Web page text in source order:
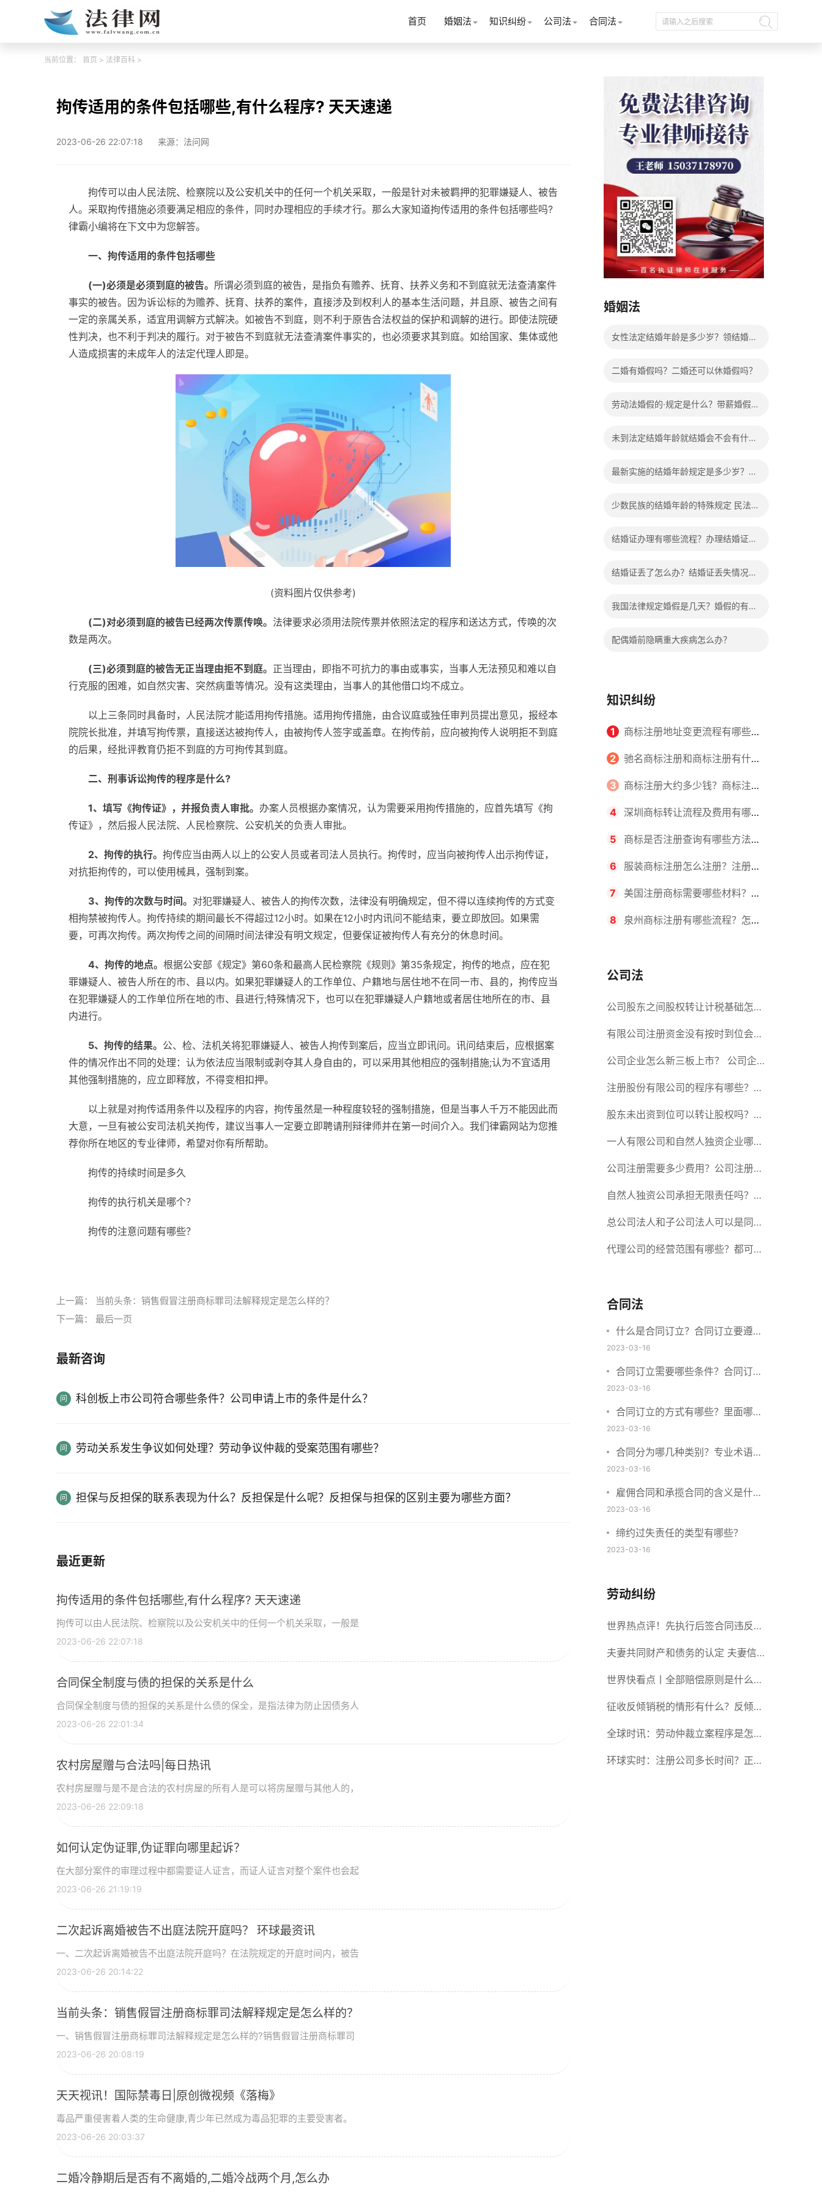
首页 婚姻法 知识纠纷 公司法 合同法
当前位置： 首页 > 法律百科 >
拘传适用的条件包括哪些,有什么程序? 天天速递
2023-06-26 22:07:18 来源：法问网
拘传可以由人民法院、检察院以及公安机关中的任何一个机关采取，一般是针对未被羁押的犯罪嫌疑人、被告
人。采取拘传措施必须要满足相应的条件，同时办理相应的手续才行。那么大家知道拘传适用的条件包括哪些吗?
律霸小编将在下文中为您解答。
一、拘传适用的条件包括哪些
(一)必须是必须到庭的被告。 所谓必须到庭的被告，是指负有赡养、抚育、扶养义务和不到庭就无法查清案件
事实的被告。因为诉讼标的为赡养、抚育、扶养的案件，直接涉及到权利人的基本生活问题，并且原、被告之间有
一定的亲属关系，适宜用调解方式解决。如被告不到庭，则不利于原告合法权益的保护和调解的进行。即使法院硬
性判决，也不利于判决的履行。对于被告不到庭就无法查清案件事实的，也必须要求其到庭。如给国家、集体或他
人造成损害的未成年人的法定代理人即是。
(资料图片仅供参考)
(二)对必须到庭的被告已经两次传票传唤。 法律要求必须用法院传票并依照法定的程序和送达方式，传唤的次
数是两次。
(三)必须到庭的被告无正当理由拒不到庭。 正当理由，即指不可抗力的事由或事实，当事人无法预见和难以自
行克服的困难，如自然灾害、突然病重等情况。没有这类理由，当事人的其他借口均不成立。
以上三条同时具备时，人民法院才能适用拘传措施。适用拘传措施，由合议庭或独任审判员提出意见，报经本
院院长批准，并填写拘传票，直接送达被拘传人，由被拘传人签字或盖章。在拘传前，应向被拘传人说明拒不到庭
的后果，经批评教育仍拒不到庭的方可拘传其到庭。
二、刑事诉讼拘传的程序是什么?
1、填写《拘传证》，并报负责人审批。 办案人员根据办案情况，认为需要采用拘传措施的，应首先填写《拘
传证》，然后报人民法院、人民检察院、公安机关的负责人审批。
2、拘传的执行。 拘传应当由两人以上的公安人员或者司法人员执行。拘传时，应当向被拘传人出示拘传证，
对抗拒拘传的，可以使用械具，强制到案。
3、拘传的次数与时间。 对犯罪嫌疑人、被告人的拘传次数，法律没有明确规定，但不得以连续拘传的方式变
相拘禁被拘传人。拘传持续的期间最长不得超过12小时。如果在12小时内讯问不能结束，要立即放回。如果需
要，可再次拘传。两次拘传之间的间隔时间法律没有明文规定，但要保证被拘传人有充分的休息时间。
4、拘传的地点。 根据公安部《规定》第60条和最高人民检察院《规则》第35条规定，拘传的地点，应在犯
罪嫌疑人、被告人所在的市、县以内。如果犯罪嫌疑人的工作单位、户籍地与居住地不在同一市、县的，拘传应当
在犯罪嫌疑人的工作单位所在地的市、县进行;特殊情况下，也可以在犯罪嫌疑人户籍地或者居住地所在的市、县
内进行。
5、拘传的结果。 公、检、法机关将犯罪嫌疑人、被告人拘传到案后，应当立即讯问。讯问结束后，应根据案
件的情况作出不同的处理：认为依法应当限制或剥夺其人身自由的，可以采用其他相应的强制措施;认为不宜适用
其他强制措施的，应立即释放，不得变相扣押。
以上就是对拘传适用条件以及程序的内容，拘传虽然是一种程度较轻的强制措施，但是当事人千万不能因此而
大意，一旦有被公安司法机关拘传，建议当事人一定要立即聘请刑辩律师并在第一时间介入。我们律霸网站为您推
荐你所在地区的专业律师，希望对你有所帮助。
拘传的持续时间是多久
拘传的执行机关是哪个？
拘传的注意问题有哪些？
上一篇：
当前头条：销售假冒注册商标罪司法解释规定是怎么样的？
下一篇： 最后一页
最新咨询
科创板上市公司符合哪些条件？公司申请上市的条件是什么？
劳动关系发生争议如何处理？劳动争议仲裁的受案范围有哪些？
担保与反担保的联系表现为什么？反担保是什么呢？反担保与担保的区别主要为哪些方面？
最近更新
拘传适用的条件包括哪些,有什么程序? 天天速递
拘传可以由人民法院、检察院以及公安机关中的任何一个机关采取，一般是
2023-06-26 22:07:18
合同保全制度与债的担保的关系是什么
合同保全制度与债的担保的关系是什么债的保全，是指法律为防止因债务人
2023-06-26 22:01:34
农村房屋赠与合法吗|每日热讯
农村房屋赠与是不是合法的农村房屋的所有人是可以将房屋赠与其他人的，
2023-06-26 22:09:18
如何认定伪证罪,伪证罪向哪里起诉？
在大部分案件的审理过程中都需要证人证言，而证人证言对整个案件也会起
2023-06-26 21:19:19
二次起诉离婚被告不出庭法院开庭吗？ 环球最资讯
一、二次起诉离婚被告不出庭法院开庭吗？在法院规定的开庭时间内，被告
2023-06-26 20:14:22
当前头条：销售假冒注册商标罪司法解释规定是怎么样的？
一、销售假冒注册商标罪司法解释规定是怎么样的?销售假冒注册商标罪司
2023-06-26 20:08:19
天天视讯！国际禁毒日|原创微视频《落梅》
毒品严重侵害着人类的生命健康,青少年已然成为毒品犯罪的主要受害者。
2023-06-26 20:03:37
二婚冷静期后是否有不离婚的,二婚冷战两个月,怎么办
婚姻法
女性法定结婚年龄是多少岁？领结婚证
二婚有婚假吗？二婚还可以休婚假吗？
劳动法婚假的·规定是什么？带薪婚假工
未到法定结婚年龄就结婚会不会有什么
最新实施的结婚年龄规定是多少岁？法
少数民族的结婚年龄的特殊规定 民法典
结婚证办理有哪些流程？办理结婚证有
结婚证丢了怎么办？结婚证丢失情况有
我国法律规定婚假是几天？婚假的有关
配偶婚前隐瞒重大疾病怎么办？
知识纠纷
1 商标注册地址变更流程有哪些？
怎么提交申请书件？
2 驰名商标注册和商标注册有什么
区别？
3 商标注册大约多少钱？商标注册
查询的方式有哪些？
4 深圳商标转让流程及费用有哪些
要求？商标转让所需时间是多久？
5 商标是否注册查询有哪些方法？
有哪些步骤？
6 服装商标注册怎么注册？注册商
标流程有哪些？
7 美国注册商标需要哪些材料？美
国商标办理流程有哪些？
8 泉州商标注册有哪些流程？怎么
公司法
公司股东之间股权转让计税基础怎么
确认？公司股东之间的股权转让要符
合什么要件？
有限公司注册资金没有按时到位会怎
么样？股份有限公司设立的注册条件
公司企业怎么新三板上市？ 公司企
业新三板上市的流程
注册股份有限公司的程序有哪些？注
册股份有限公司需要提交哪些材料？
股东未出资到位可以转让股权吗？股
东未出资到位能否分红？
一人有限公司和自然人独资企业哪个
好？一人公司设立条件有哪些？
公司注册需要多少费用？公司注册需
要准备什么材料？
自然人独资公司承担无限责任吗？有
限责任公司与有限责任公司的区别
总公司法人和子公司法人可以是同一
个人吗？总公司更名分公司需要更改
代理公司的经营范围有哪些？都可以
合同法
什么是合同订立？合同订立要遵守
什么原则？订立方式有哪些？
2023-03-16
合同订立需要哪些条件？合同订立
与合同成立有什么不同？
2023-03-16
合同订立的方式有哪些？里面哪些
内容、细节条款需要载明？
2023-03-16
合同分为哪几种类别？专业术语分
别是什么？
2023-03-16
雇佣合同和承揽合同的含义是什
么？怎么区分雇佣合同和承揽合
同？
2023-03-16
缔约过失责任的类型有哪些？
2023-03-16
劳动纠纷
世界热点评！先执行后签合同违反什
么规定？样品买卖合同法律规定看这
里
夫妻共同财产和债务的认定 夫妻信
用卡债务离婚怎么划分? 今日热搜
世界快看点丨全部赔偿原则是什么意
思？适用全部赔偿原则的情形有哪
些？
征收反倾销税的情形有什么？反倾销
税和关税有哪些不同？反倾销税和关
税的区别是什么？ 天天热闻
全球时讯：劳动仲裁立案程序是怎么
规定的？劳动仲裁开庭后多久才出结
环球实时：注册公司多长时间？正常